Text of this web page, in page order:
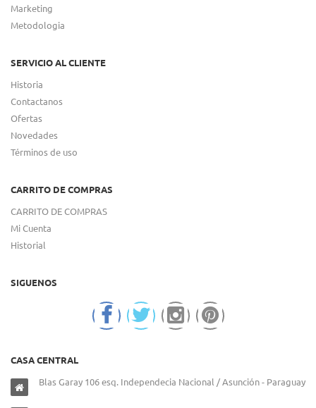
Marketing
Metodologia
SERVICIO AL CLIENTE
Historia
Contactanos
Ofertas
Novedades
Términos de uso
CARRITO DE COMPRAS
CARRITO DE COMPRAS
Mi Cuenta
Historial
SIGUENOS
CASA CENTRAL
Blas Garay 106 esq. Independecia Nacional / Asunción - Paraguay